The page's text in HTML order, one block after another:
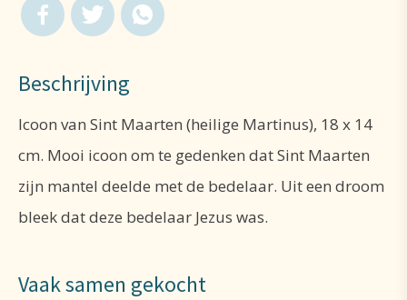
Beschrijving
Icoon van Sint Maarten (heilige Martinus), 18 x 14
cm. Mooi icoon om te gedenken dat Sint Maarten
zijn mantel deelde met de bedelaar. Uit een droom
bleek dat deze bedelaar Jezus was.
Vaak samen gekocht